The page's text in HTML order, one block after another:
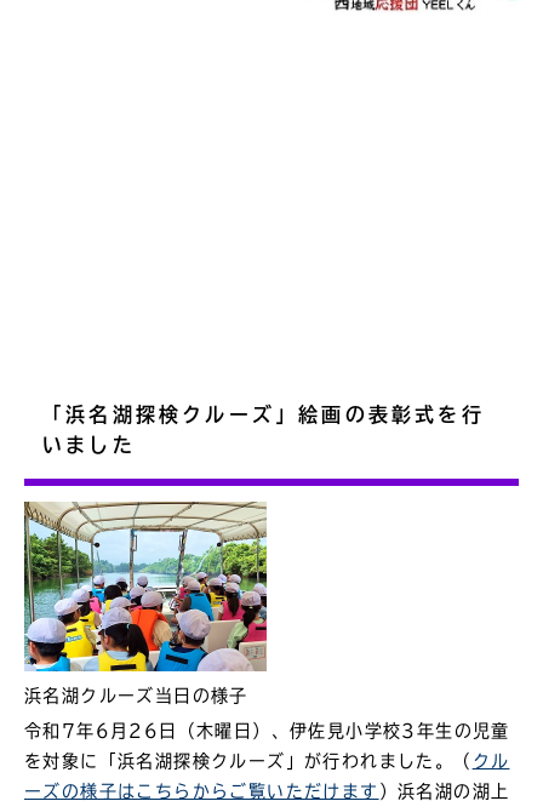
「浜名湖探検クルーズ」絵画の表彰式を行
いました
浜名湖クルーズ当日の様子
令和7年6月26日（木曜日）、伊佐見小学校3年生の児童
を対象に「浜名湖探検クルーズ」が行われました。（ クル
ーズの様子はこちらからご覧いただけます ）浜名湖の湖上